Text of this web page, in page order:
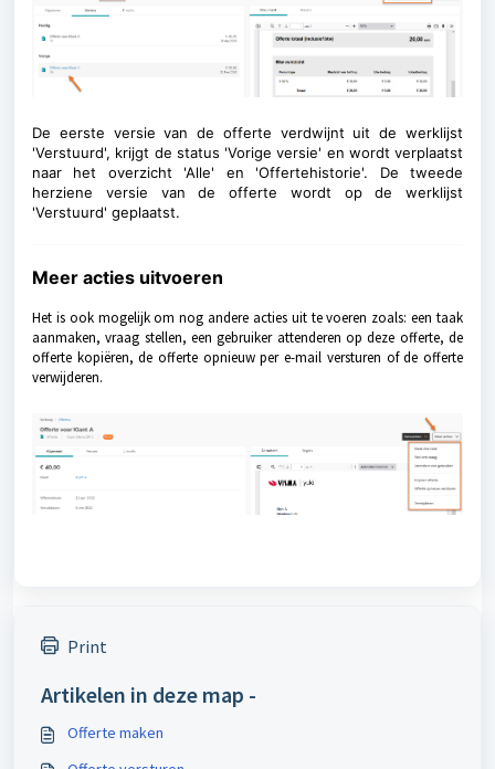
De eerste versie van de offerte verdwijnt uit de werklijst
'Verstuurd', krijgt de status 'Vorige versie' en wordt verplaatst
naar het overzicht 'Alle' en 'Offertehistorie'. De tweede
herziene versie van de offerte wordt op de werklijst
'Verstuurd' geplaatst.
Meer acties uitvoeren
Het is ook mogelijk om nog andere acties uit te voeren zoals: een taak
aanmaken, vraag stellen, een gebruiker attenderen op deze offerte, de
offerte kopiëren, de offerte opnieuw per e-mail versturen of de offerte
verwijderen.
Print
Artikelen in deze map -
Offerte maken